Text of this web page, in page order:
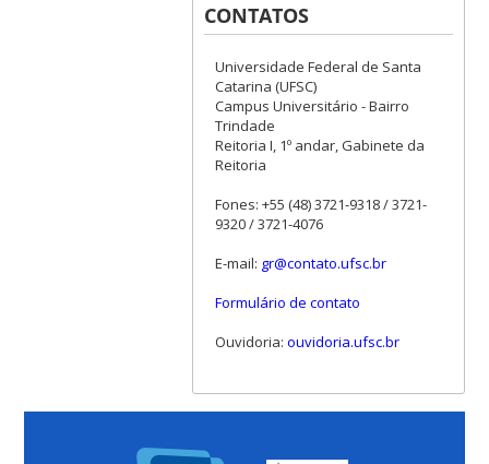
CONTATOS
Universidade Federal de Santa
Catarina (UFSC)
Campus Universitário - Bairro
Trindade
Reitoria I, 1º andar, Gabinete da
Reitoria
Fones: +55 (48) 3721-9318 / 3721-
9320 / 3721-4076
E-mail: gr@contato.ufsc.br
Formulário de contato
Ouvidoria: ouvidoria.ufsc.br